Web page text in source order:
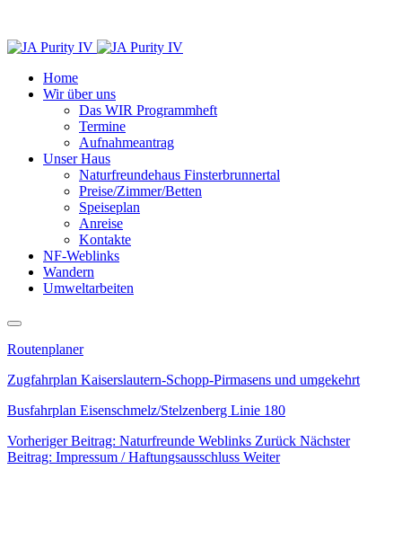
Home
Wir über uns
Das WIR Programmheft
Termine
Aufnahmeantrag
Unser Haus
Naturfreundehaus Finsterbrunnertal
Preise/Zimmer/Betten
Speiseplan
Anreise
Kontakte
NF-Weblinks
Wandern
Umweltarbeiten
Routenplaner
Zugfahrplan Kaiserslautern-Schopp-Pirmasens und umgekehrt
Busfahrplan Eisenschmelz/Stelzenberg Linie 180
Vorheriger Beitrag: Naturfreunde Weblinks Zurück Nächster
Beitrag: Impressum / Haftungsausschluss Weiter